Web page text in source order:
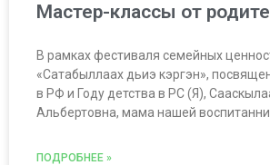
Мастер-классы от
В рамках фестиваля семейных
«Сатабыллаах дьиэ кэргэн»,
в РФ и Году детства в РС (Я),
Альбертовна, мама нашей
ПОДРОБНЕЕ »